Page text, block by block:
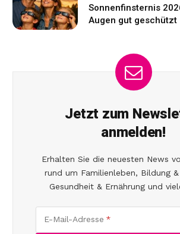
Sonnenfinsternis
Augen gut geschützt
Jetzt zum
anmelden!
Erhalten Sie die neuesten News
rund um Familienleben, Bildung &
Gesundheit & Ernährung und
E-Mail-Adresse